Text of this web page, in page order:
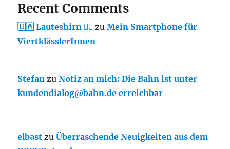
Recent Comments
🇺🇦 Lauteshirn 🏳️‍🌈 zuMein Smartphone für
ViertklässlerInnen
Stefan zuNotiz an mich: Die Bahn ist unter
kundendialog@bahn.de erreichbar
elbast zuÜberraschende Neuigkeiten aus dem